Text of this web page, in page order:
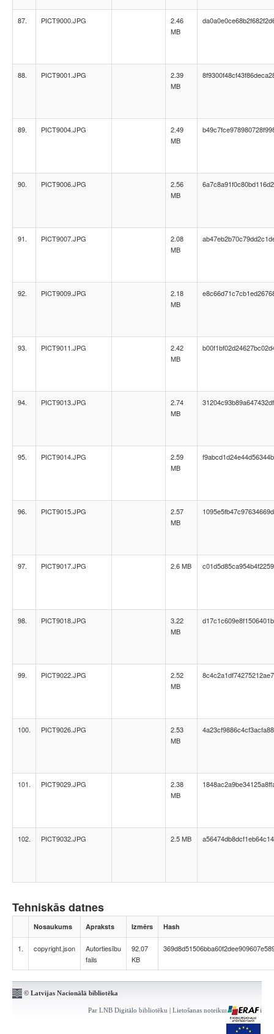
87. PICT9000.JPG
2.46
MB
88. PICT9001.JPG
2.39
MB
89. PICT9004.JPG
2.49
MB
90. PICT9006.JPG
2.56
MB
91. PICT9007.JPG
2.08
MB
92. PICT9009.JPG
2.18
MB
93. PICT9011.JPG
2.42
MB
94. PICT9013.JPG
2.74
MB
95. PICT9014.JPG
2.59
MB
96. PICT9015.JPG
2.57
MB
97. PICT9017.JPG 2.6 MB
98. PICT9018.JPG
3.22
MB
99. PICT9022.JPG
2.52
MB
100. PICT9026.JPG
2.53
MB
101. PICT9029.JPG
2.38
MB
102. PICT9032.JPG 2.5 MB
Tehniskās datnes
Nosaukums Apraksts Izmērs Hash
1. copyright.json
Autortiesību
fails
92.07
KB
© Latvijas Nacionālā bibliotēka
Par LNB Digitālo bibliotēku | Lietošanas noteikumi | Kontakti